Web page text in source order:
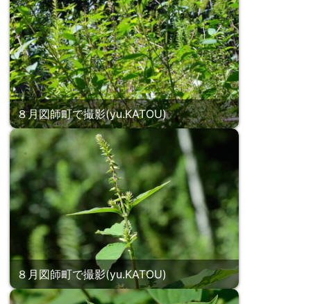
８月図師町で撮影(yu.KATOU)
８月図師町で撮影(yu.KATOU)